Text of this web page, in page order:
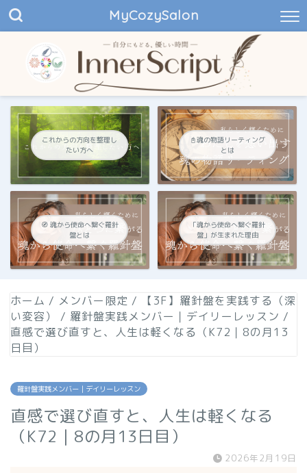
MyCozySalon
これからの方向を整理し
たい方へ
📓魂の物語リーティング
とは
🧭 魂から使命へ繋ぐ羅針
盤とは
「魂から使命へ繋ぐ羅針
盤」が生まれた理由
ホーム / メンバー限定 /
【3F】羅針盤を実践する（深
い変容）
/ 羅針盤実践メンバー｜デイリーレッスン /
直感で選び直すと、人生は軽くなる（K72｜8の月13
日目）
羅針盤実践メンバー｜デイリーレッスン
直感で選び直すと、人生は軽くなる
（K72｜8の月13日目）
2026年2月19日